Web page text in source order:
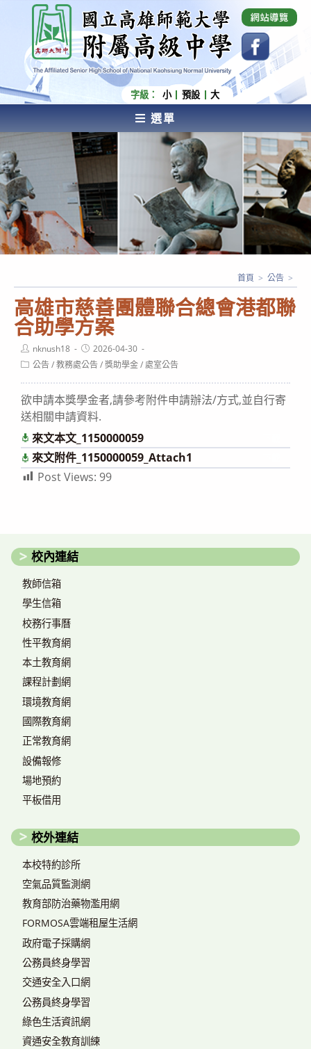
內
容
國立高雄師範大學附屬高級中學 Affiliated Senior
High School of National Kaohsiung Normal
University
字級： 小 預設 大
選單
AFFILIATED SENIOR HIGH SCHOOL OF NATIONAL
KAOHSIUNG NORMAL UNIVERSITY
高雄市慈善團體聯合總會港都聯
合助學方案
首頁 > 公告 >
Post
author:
nknush18
Post
published:
2026-04-30
Post公告/教務處公告/獎助學金/處室公告
欲申請本獎學金者,請參考附件申請辦法/方式,並自行寄
送相關申請資料.
來文本文_1150000059
來文附件_1150000059_Attach1
Post Views: 99
校內連結
教師信箱
學生信箱
校務行事曆
性平教育網
本土教育網
課程計劃網
環境教育網
國際教育網
正常教育網
設備報修
場地預約
平板借用
校外連結
本校特約診所
空氣品質監測網
教育部防治藥物濫用網
FORMOSA雲端租屋生活網
政府電子採購網
公務員終身學習
交通安全入口網
公務員終身學習
綠色生活資訊網
資通安全教育訓練